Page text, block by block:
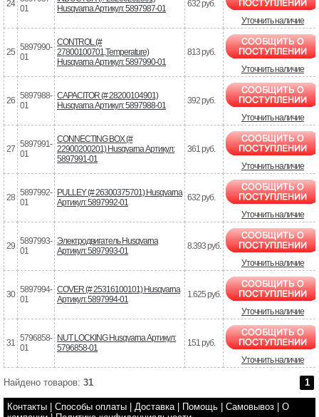
24 01
Husqvarna Артикул: 5897987-01
632 руб.
Уточнить наличие
25 5897990-
01
CONTROL (#
27800100701,Temperature)
Husqvarna Артикул: 5897990-01
813 руб.
Уточнить наличие
26 5897988-
01
CAPACITOR (# 28200104901)
Husqvarna Артикул: 5897988-01
392 руб.
Уточнить наличие
27 5897991-
01
CONNECTING BOX (#
22900200201) Husqvarna Артикул:
5897991-01
361 руб.
Уточнить наличие
28 5897992-
01
PULLEY (# 26300375701) Husqvarna
Артикул: 5897992-01
632 руб.
Уточнить наличие
29 5897993-
01
Электродвигатель Husqvarna
Артикул: 5897993-01
8.393 руб.
Уточнить наличие
30 5897994-
01
COVER (# 25316100101) Husqvarna
Артикул: 5897994-01
1.625 руб.
Уточнить наличие
31
5796858-
01
NUT LOCKING Husqvarna Артикул:
5796858-01
151 руб.
Уточнить наличие
Найдено товаров: 31 1
Контакты Способы оплаты Доставка| Помощь Самовывоз
О